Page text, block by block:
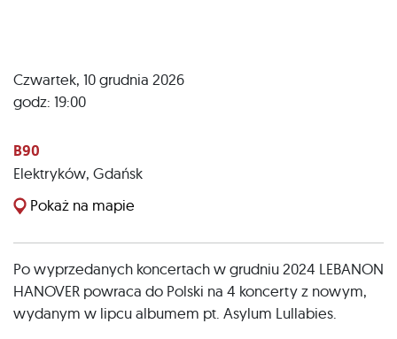
Czwartek, 10 grudnia 2026
godz: 19:00
B90
Elektryków, Gdańsk
Pokaż na mapie
Po wyprzedanych koncertach w grudniu 2024 LEBANON
HANOVER powraca do Polski na 4 koncerty z nowym,
wydanym w lipcu albumem pt. Asylum Lullabies.